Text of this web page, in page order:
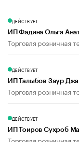
ДЕЙСТВУЕТ
ИП Фадина Ольга
Торговля розничная
ДЕЙСТВУЕТ
ИП Талыбов Заур
Торговля розничная
ДЕЙСТВУЕТ
ИП Тоиров Сухроб